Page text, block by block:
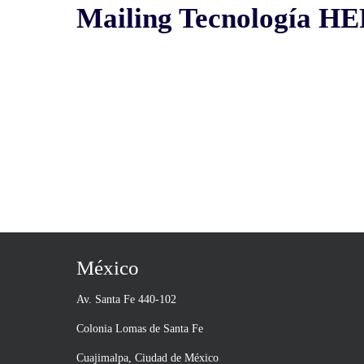
Mailing Tecnología
México
Av. Santa Fe 440-102
Colonia Lomas de Santa Fe
Cuajimalpa, Ciudad de México